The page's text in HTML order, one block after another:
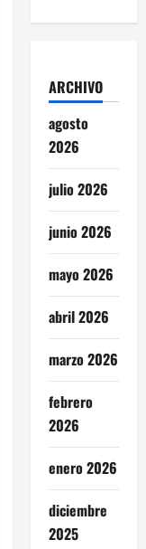
ARCHIVO
agosto
2026
julio 2026
junio 2026
mayo 2026
abril 2026
marzo 2026
febrero
2026
enero 2026
diciembre
2025